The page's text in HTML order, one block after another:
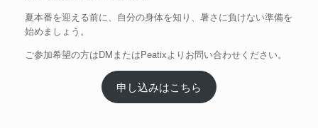
夏本番を迎える前に、自分の身体を知り、暑さに負けない準備を
始めましょう。
ご参加希望の方はDMまたはPeatixよりお問い合わせください。
申し込みはこちら